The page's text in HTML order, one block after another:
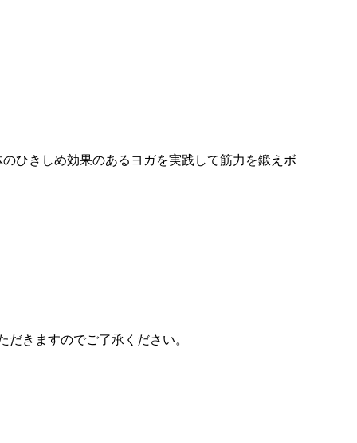
ひきしめ効果のあるヨガを実践して筋力を鍛えボ
きますのでご了承ください。